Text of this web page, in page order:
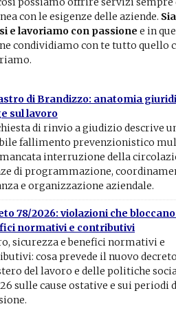
con le esigenze delle aziende.
e lavoriamo con passione e in
condividiamo con te tutto quello
di Brandizzo: anatomia
sul lavoro
di rinvio a giudizio descrive
fallimento prevenzionistico
interruzione della
di programmazione,
e organizzazione aziendale.
78/2026: violazioni che
normativi e contributivi
sicurezza e benefici normativi e
cosa prevede il nuovo
del lavoro e delle politiche
sulle cause ostative e sui periodi